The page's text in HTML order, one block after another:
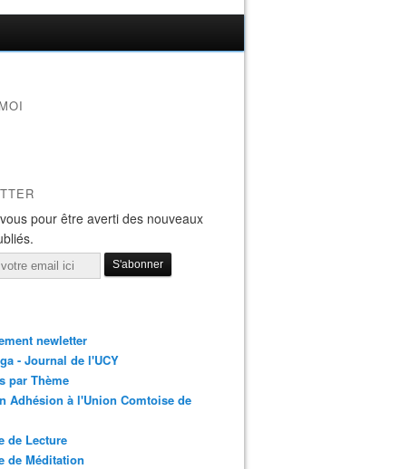
pour être averti des nouveaux
newletter
- Journal de l'UCY
par Thème
Adhésion à l'Union Comtoise de
de Lecture
de Méditation